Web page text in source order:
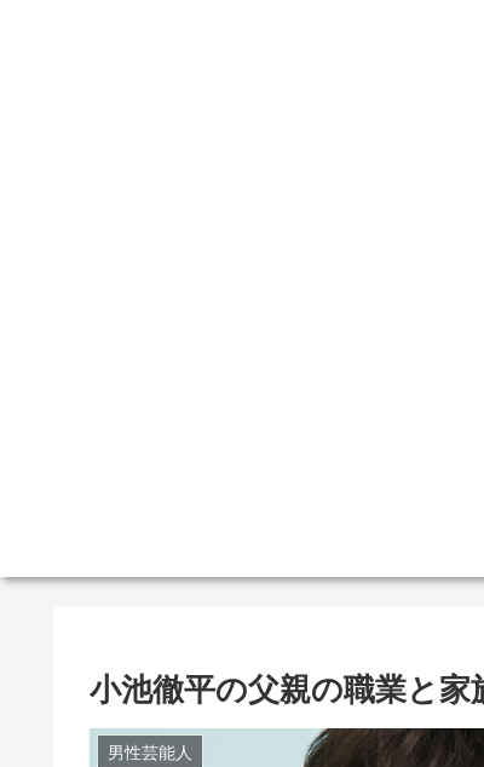
小池徹平の父親の職業と家
男性芸能人